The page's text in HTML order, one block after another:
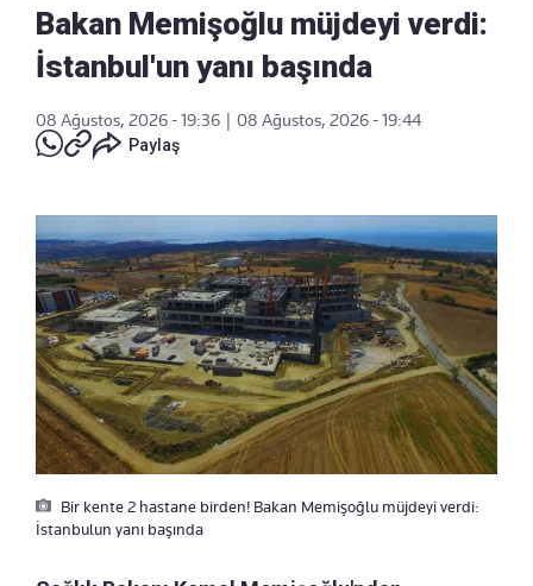
Bakan Memişoğlu müjdeyi verdi:
İstanbul'un yanı başında
08 Ağustos, 2026 - 19:36
08 Ağustos, 2026 - 19:44
Paylaş
Bir kente 2 hastane birden! Bakan Memişoğlu müjdeyi verdi:
İstanbulun yanı başında